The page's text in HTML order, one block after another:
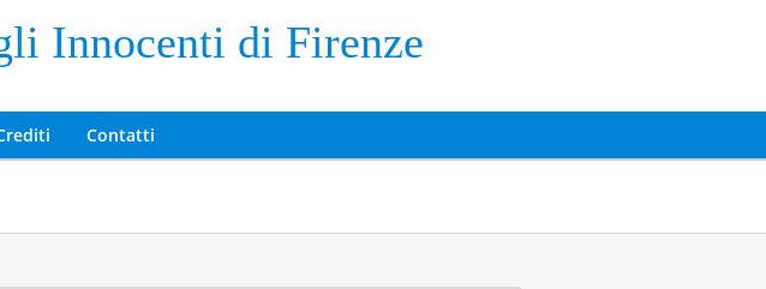
Innocenti di Firenze
Contatti